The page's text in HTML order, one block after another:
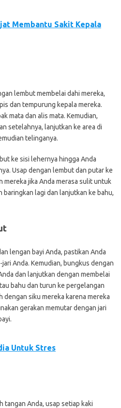
Membantu Sakit Kepala
lembut membelai dahi mereka,
dan tempurung kepala mereka.
mata dan alis mata. Kemudian,
setelahnya, lanjutkan ke area di
telinganya.
ke sisi lehernya hingga Anda
Usap dengan lembut dan putar ke
mereka jika Anda merasa sulit untuk
baringkan lagi dan lanjutkan ke bahu,
lengan bayi Anda, pastikan Anda
Anda. Kemudian, bungkus dengan
dan lanjutkan dengan membelai
bahu dan turun ke pergelangan
dengan siku mereka karena mereka
gerakan memutar dengan jari
Untuk Stres
tangan Anda, usap setiap kaki